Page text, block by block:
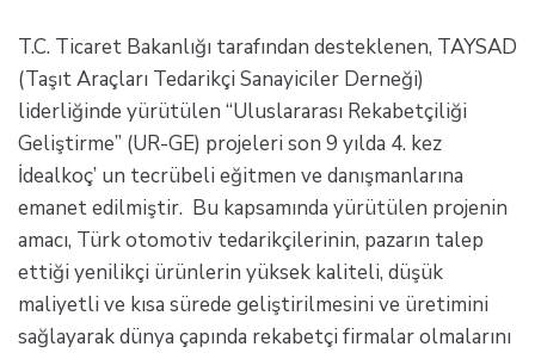
T.C. Ticaret Bakanlığı tarafından desteklenen, TAYSAD
(Taşıt Araçları Tedarikçi Sanayiciler Derneği)
liderliğinde yürütülen “Uluslararası Rekabetçiliği
Geliştirme” (UR-GE) projeleri son 9 yılda 4. kez
İdealkoç’ un tecrübeli eğitmen ve danışmanlarına
emanet edilmiştir. Bu kapsamında yürütülen projenin
amacı, Türk otomotiv tedarikçilerinin, pazarın talep
ettiği yenilikçi ürünlerin yüksek kaliteli, düşük
maliyetli ve kısa sürede geliştirilmesini ve üretimini
sağlayarak dünya çapında rekabetçi firmalar olmalarını